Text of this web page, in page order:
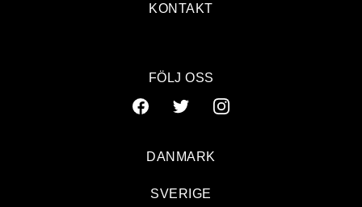
KONTAKT
FÖLJ OSS
DANMARK
SVERIGE